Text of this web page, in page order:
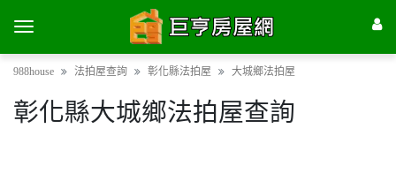
988house 法拍屋查詢 彰化縣法拍屋 大城鄉法拍屋
彰化縣大城鄉法拍屋查詢